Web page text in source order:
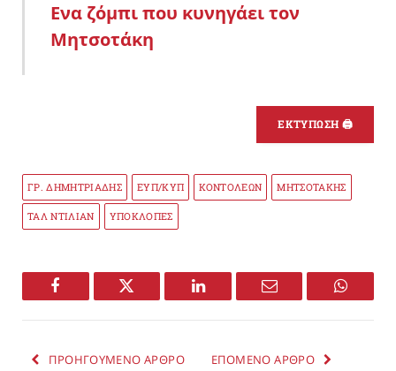
Ενα ζόμπι που κυνηγάει τον
Μητσοτάκη
ΕΚΤΥΠΩΣΗ 🖨
ΓΡ. ΔΗΜΗΤΡΙΑΔΗΣ ΕΥΠ/ΚΥΠ ΚΟΝΤΟΛΕΩΝ ΜΗΤΣΟΤΑΚΗΣ
ΤΑΛ ΝΤΙΛΙΑΝ ΥΠΟΚΛΟΠΕΣ
Facebook Twitter LinkedIn Email
ΠΡΟΗΓΟΥΜΕΝΟ ΑΡΘΡΟ ΕΠΟΜΕΝΟ ΑΡΘΡΟ